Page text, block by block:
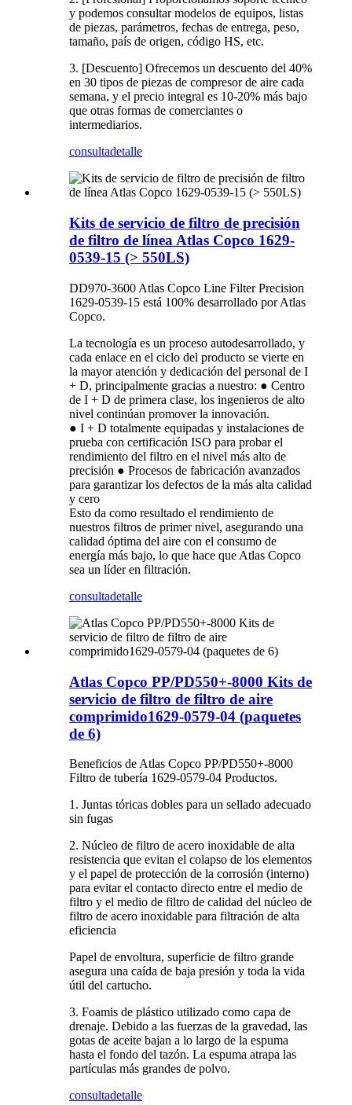
y podemos consultar modelos de equipos, listas
de piezas, parámetros, fechas de entrega, peso,
tamaño, país de origen, código HS, etc.
3. [Descuento] Ofrecemos un descuento del 40%
en 30 tipos de piezas de compresor de aire cada
semana, y el precio integral es 10-20% más bajo
que otras formas de comerciantes o
intermediarios.
consultadetalle
Kits de servicio de filtro de precisión
de filtro de línea Atlas Copco 1629-
0539-15 (> 550LS)
DD970-3600 Atlas Copco Line Filter Precision
1629-0539-15 está 100% desarrollado por Atlas
Copco.
La tecnología es un proceso autodesarrollado, y
cada enlace en el ciclo del producto se vierte en
la mayor atención y dedicación del personal de I
+ D, principalmente gracias a nuestro: ● Centro
de I + D de primera clase, los ingenieros de alto
nivel continúan promover la innovación.
● I + D totalmente equipadas y instalaciones de
prueba con certificación ISO para probar el
rendimiento del filtro en el nivel más alto de
precisión ● Procesos de fabricación avanzados
para garantizar los defectos de la más alta calidad
y cero
Esto da como resultado el rendimiento de
nuestros filtros de primer nivel, asegurando una
calidad óptima del aire con el consumo de
energía más bajo, lo que hace que Atlas Copco
sea un líder en filtración.
consultadetalle
Atlas Copco PP/PD550+-8000 Kits de
servicio de filtro de filtro de aire
comprimido1629-0579-04 (paquetes
de 6)
Beneficios de Atlas Copco PP/PD550+-8000
Filtro de tubería 1629-0579-04 Productos.
1. Juntas tóricas dobles para un sellado adecuado
sin fugas
2. Núcleo de filtro de acero inoxidable de alta
resistencia que evitan el colapso de los elementos
y el papel de protección de la corrosión (interno)
para evitar el contacto directo entre el medio de
filtro y el medio de filtro de calidad del núcleo de
filtro de acero inoxidable para filtración de alta
eficiencia
Papel de envoltura, superficie de filtro grande
asegura una caída de baja presión y toda la vida
útil del cartucho.
3. Foamis de plástico utilizado como capa de
drenaje. Debido a las fuerzas de la gravedad, las
gotas de aceite bajan a lo largo de la espuma
hasta el fondo del tazón. La espuma atrapa las
partículas más grandes de polvo.
consultadetalle